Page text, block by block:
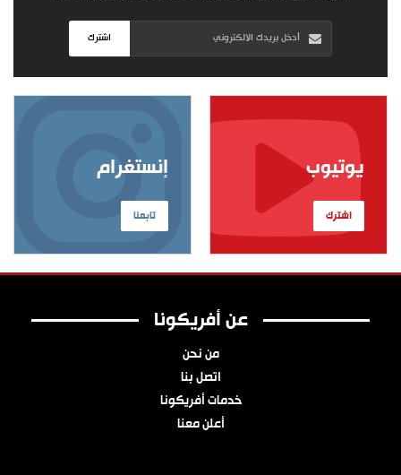
اشترك
إنستغرام
تابعنا
يوتيوب
اشترك
عن أفريكونا
من نحن
اتصل بنا
خدمات أفريكونا
أعلن معنا